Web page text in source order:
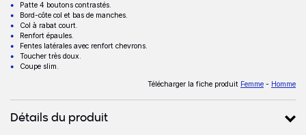
Patte 4 boutons contrastés.
Bord-côte col et bas de manches.
Col à rabat court.
Renfort épaules.
Fentes latérales avec renfort chevrons.
Toucher très doux.
Coupe slim.
Télécharger la fiche produit Femme - Homme
Détails du produit